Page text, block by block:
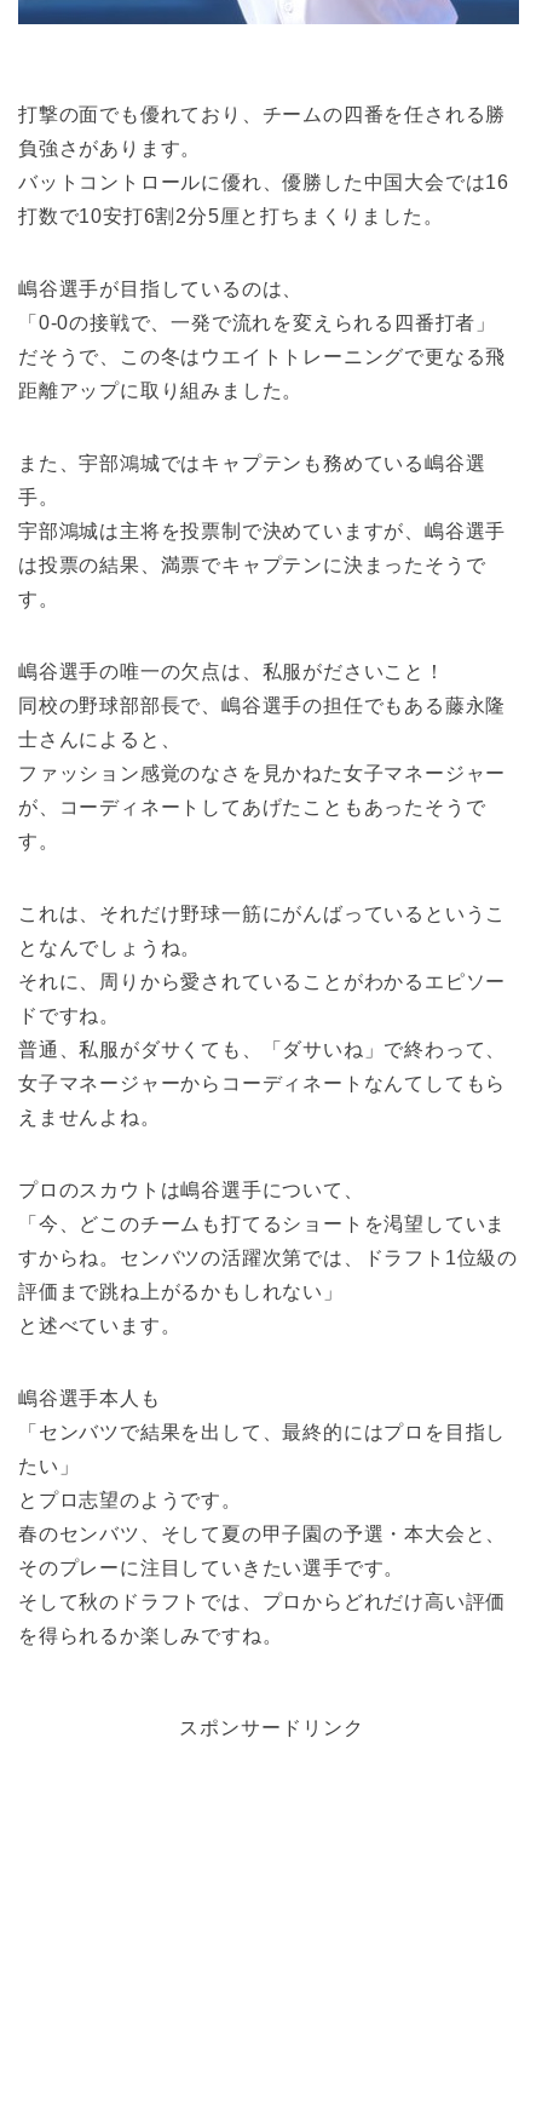
打撃の面でも優れており、チームの四番を任される勝
負強さがあります。
バットコントロールに優れ、優勝した中国大会では16
打数で10安打6割2分5厘と打ちまくりました。
嶋谷選手が目指しているのは、
「0-0の接戦で、一発で流れを変えられる四番打者」
だそうで、この冬はウエイトトレーニングで更なる飛
距離アップに取り組みました。
また、宇部鴻城ではキャプテンも務めている嶋谷選
手。
宇部鴻城は主将を投票制で決めていますが、嶋谷選手
は投票の結果、満票でキャプテンに決まったそうで
す。
嶋谷選手の唯一の欠点は、私服がださいこと！
同校の野球部部長で、嶋谷選手の担任でもある藤永隆
士さんによると、
ファッション感覚のなさを見かねた女子マネージャー
が、コーディネートしてあげたこともあったそうで
す。
これは、それだけ野球一筋にがんばっているというこ
となんでしょうね。
それに、周りから愛されていることがわかるエピソー
ドですね。
普通、私服がダサくても、「ダサいね」で終わって、
女子マネージャーからコーディネートなんてしてもら
えませんよね。
プロのスカウトは嶋谷選手について、
「今、どこのチームも打てるショートを渇望していま
すからね。センバツの活躍次第では、ドラフト1位級の
評価まで跳ね上がるかもしれない」
と述べています。
嶋谷選手本人も
「センバツで結果を出して、最終的にはプロを目指し
たい」
とプロ志望のようです。
春のセンバツ、そして夏の甲子園の予選・本大会と、
そのプレーに注目していきたい選手です。
そして秋のドラフトでは、プロからどれだけ高い評価
を得られるか楽しみですね。
スポンサードリンク